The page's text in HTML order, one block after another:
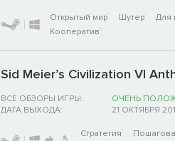
Открытый мир Шутер Для
Кооператив
Sid Meier’s Civilization VI
ВСЕ ОБЗОРЫ ИГРЫ:
ОЧЕНЬ
ДАТА ВЫХОДА:
21 ОКТЯБРЯ
Стратегия